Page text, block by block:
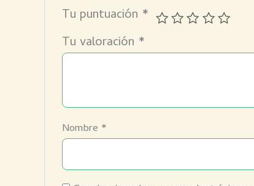
Tu puntuación *
Tu valoración *
Nombre *